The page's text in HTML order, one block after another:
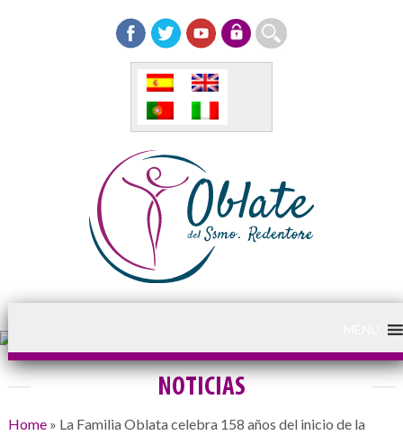
NOTICIAS
Home» La Familia Oblata celebra 158 años del inicio de la